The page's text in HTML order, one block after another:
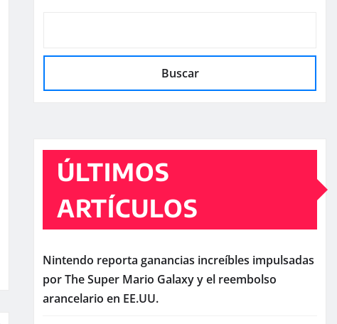
Buscar
ÚLTIMOS
ARTÍCULOS
Nintendo reporta ganancias increíbles impulsadas
por The Super Mario Galaxy y el reembolso
arancelario en EE.UU.